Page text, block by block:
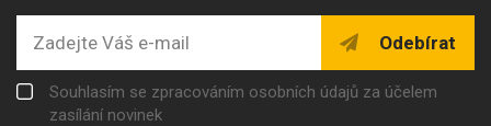
Odebírat
Souhlasím se zpracováním osobních údajů za účelem
zasílání novinek